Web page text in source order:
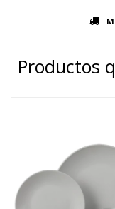
Productos